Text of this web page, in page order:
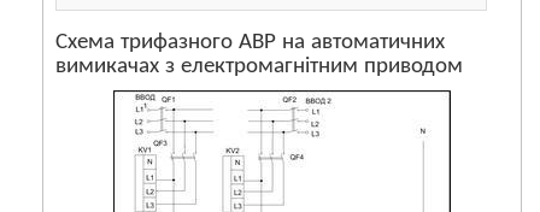
Схема трифазного АВР на автоматичних
вимикачах з електромагнітним приводом